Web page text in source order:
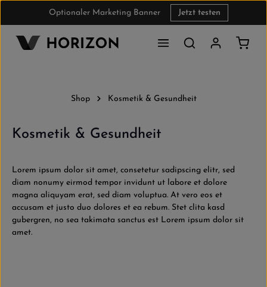
Zum Hauptinhalt springen
Optionaler Marketing Banner Jetzt testen
Shop Kosmetik & Gesundheit
Kosmetik & Gesundheit
Lorem ipsum dolor sit amet, consetetur sadipscing elitr, sed
diam nonumy eirmod tempor invidunt ut labore et dolore
magna aliquyam erat, sed diam voluptua. At vero eos et
accusam et justo duo dolores et ea rebum. Stet clita kasd
gubergren, no sea takimata sanctus est Lorem ipsum dolor sit
amet.